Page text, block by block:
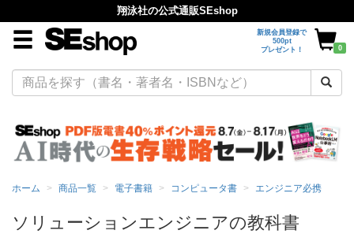
翔泳社の公式通販SEshop
新規会員登録で
500pt
プレゼント！
0
ホーム 商品一覧 電子書籍 コンピュータ書 エンジニア必携
ソリューションエンジニアの教科書